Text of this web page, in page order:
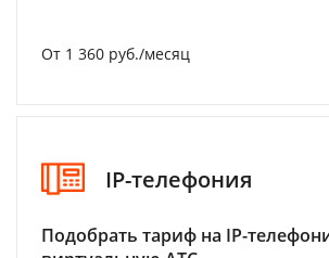
От 1 360 руб./месяц
IP-телефония
Подобрать тариф на IP-